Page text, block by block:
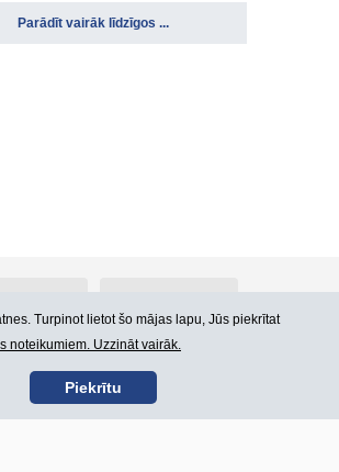
Parādīt vairāk līdzīgos ...
Kontakti Lietošanas noteikumi
Turpinot lietot šo mājas lapu, Jūs piekrītat
noteikumiem. Uzzināt vairāk.
Piekrītu